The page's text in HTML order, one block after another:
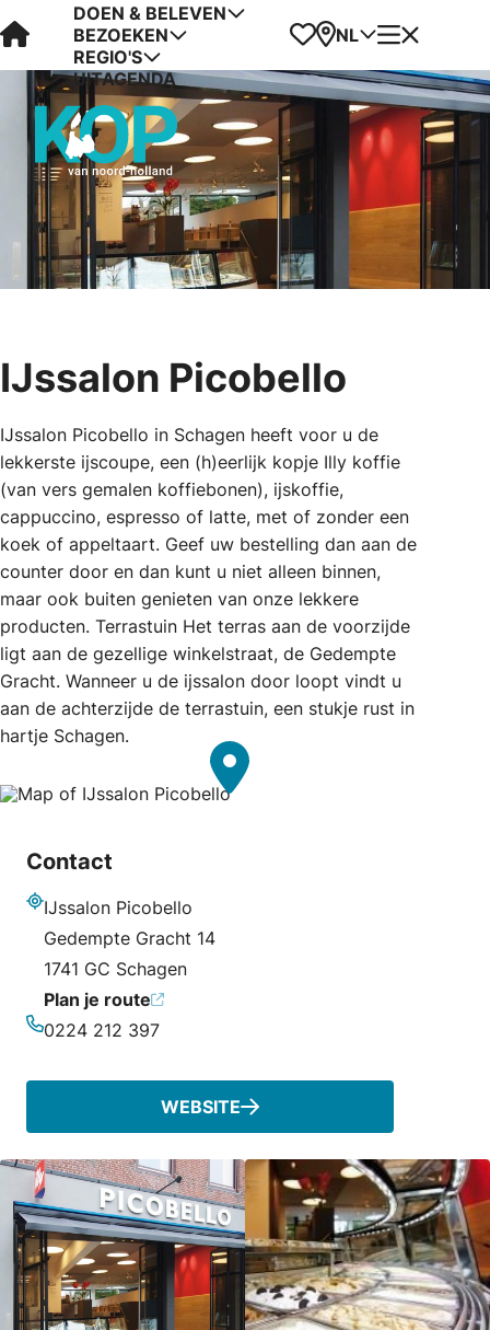
Visit Kop van Holland
DOEN & BELEVEN
BEZOEKEN
REGIO'S
UITAGENDA
Favorieten
Kaart
NL Menu
IJssalon Picobello
IJssalon Picobello in Schagen heeft voor u de
lekkerste ijscoupe, een (h)eerlijk kopje Illy koffie
(van vers gemalen koffiebonen), ijskoffie,
cappuccino, espresso of latte, met of zonder een
koek of appeltaart. Geef uw bestelling dan aan de
counter door en dan kunt u niet alleen binnen,
maar ook buiten genieten van onze lekkere
producten. Terrastuin Het terras aan de voorzijde
ligt aan de gezellige winkelstraat, de Gedempte
Gracht. Wanneer u de ijssalon door loopt vindt u
aan de achterzijde de terrastuin, een stukje rust in
hartje Schagen.
Contact
IJssalon Picobello
Gedempte Gracht 14
1741 GC Schagen
Plan je route
0224 212 397
WEBSITE